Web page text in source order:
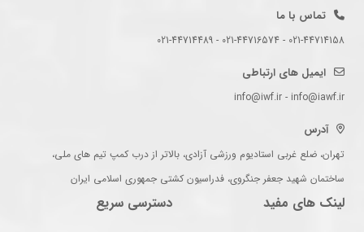
تماس با ما
021-44714158 - 021-44716574 - 021-44714489
ایمیل های ارتباطی
info@iwf.ir - info@iawf.ir
آدرس
تهران، ضلع غربی استادیوم ورزشی آزادی، بالاتر از درب کمپ تیم های ملی،
ساختمان شهید جعفر جنگروی، فدراسیون کشتی جمهوری اسلامی ایران
لینک های مفید دسترسی سریع